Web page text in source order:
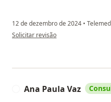
12 de dezembro de 2024 •
na opinião do utilizador João A.
Solicitar revisão
Ana Paula Vaz